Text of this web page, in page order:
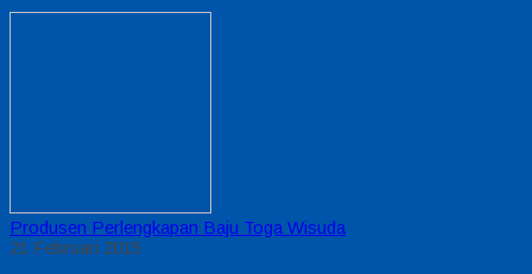
Produsen Perlengkapan Baju Toga Wisuda
21 Februari 2015